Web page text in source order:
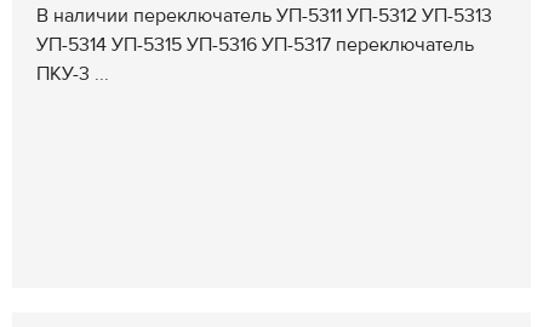
В наличии переключатель УП-5311 УП-5312 УП-5313
УП-5314 УП-5315 УП-5316 УП-5317 переключатель
ПКУ-3 ...